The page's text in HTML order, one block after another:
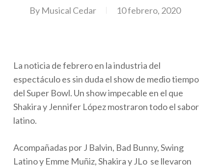
By Musical Cedar 10 febrero, 2020
La noticia de febrero en la industria del
espectáculo es sin duda el show de medio tiempo
del Super Bowl. Un show impecable en el que
Shakira y Jennifer López mostraron todo el sabor
latino.
Acompañadas por J Balvin, Bad Bunny, Swing
Latino y Emme Muñiz, Shakira y JLo se llevaron